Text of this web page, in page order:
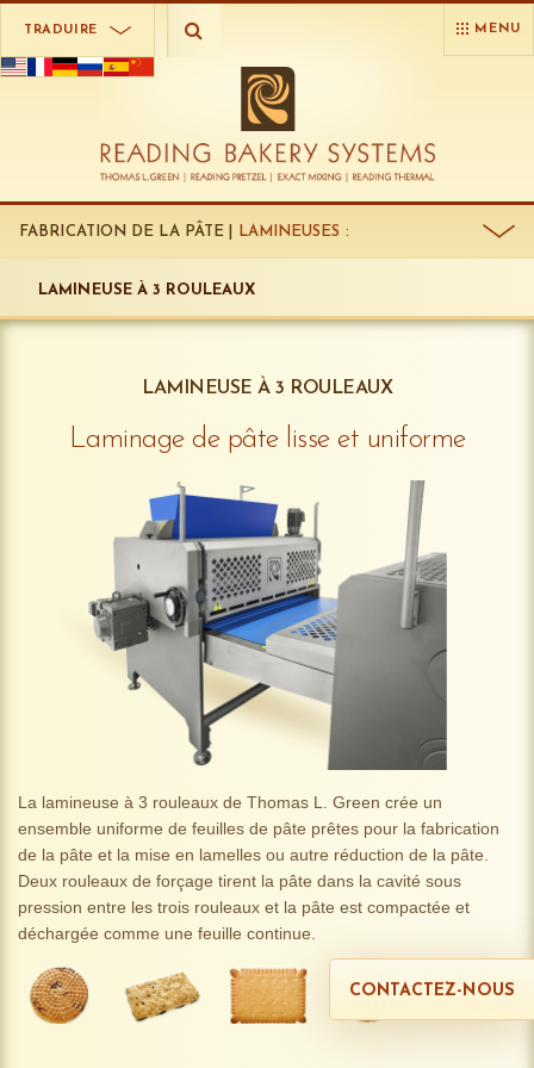
TRADUIRE MENU
FABRICATION DE LA PÂTE | LAMINEUSES :
LAMINEUSE À 3 ROULEAUX
LAMINEUSE À 3 ROULEAUX
Laminage de pâte lisse et uniforme
La lamineuse à 3 rouleaux de Thomas L. Green crée un
ensemble uniforme de feuilles de pâte prêtes pour la fabrication
de la pâte et la mise en lamelles ou autre réduction de la pâte.
Deux rouleaux de forçage tirent la pâte dans la cavité sous
pression entre les trois rouleaux et la pâte est compactée et
déchargée comme une feuille continue.
CONTACTEZ-NOUS